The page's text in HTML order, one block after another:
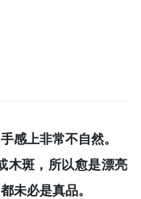
感上非常不自然。
木斑，所以愈是漂亮
未必是真品。